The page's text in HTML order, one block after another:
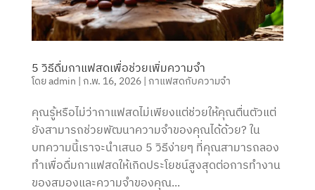
5 วิธีดื่มกาแฟสดเพื่อช่วยเพิ่มความจำ
โดยadmin | ก.พ. 16, 2026| กาแฟสดกับความจำ
คุณรู้หรือไม่ว่ากาแฟสดไม่เพียงแต่ช่วยให้คุณตื่นตัวแต่
ยังสามารถช่วยพัฒนาความจำของคุณได้ด้วย? ใน
บทความนี้เราจะนำเสนอ 5 วิธีง่ายๆ ที่คุณสามารถลอง
ทำเพื่อดื่มกาแฟสดให้เกิดประโยชน์สูงสุดต่อการทำงาน
ของสมองและความจำของคุณ...